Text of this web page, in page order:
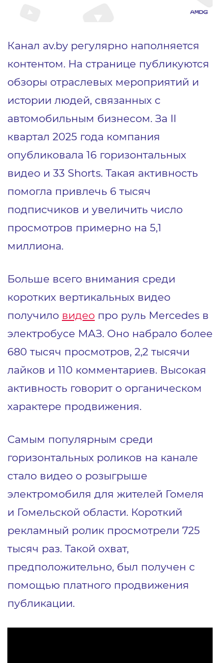
Канал av.by регулярно наполняется
контентом. На странице публикуются
обзоры отраслевых мероприятий и
истории людей, связанных с
автомобильным бизнесом. За II
квартал 2025 года компания
опубликовала 16 горизонтальных
видео и 33 Shorts. Такая активность
помогла привлечь 6 тысяч
подписчиков и увеличить число
просмотров примерно на 5,1
миллиона.
Больше всего внимания среди
коротких вертикальных видео
получило видео про руль Mercedes в
электробусе МАЗ. Оно набрало более
680 тысяч просмотров, 2,2 тысячи
лайков и 110 комментариев. Высокая
активность говорит о органическом
характере продвижения.
Самым популярным среди
горизонтальных роликов на канале
стало видео о розыгрыше
электромобиля для жителей Гомеля
и Гомельской области. Короткий
рекламный ролик просмотрели 725
тысяч раз. Такой охват,
предположительно, был получен с
помощью платного продвижения
публикации.